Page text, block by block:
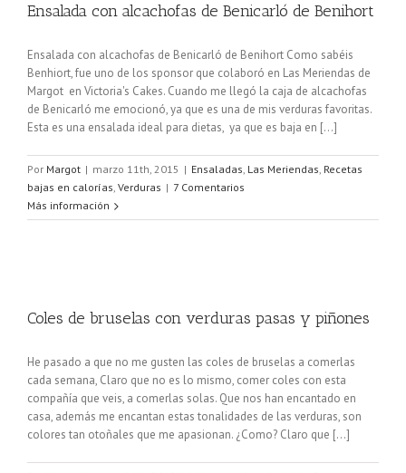
Ensalada con alcachofas de Benicarló de Benihort
Ensalada con alcachofas de Benicarló de Benihort Como sabéis
Benhiort, fue uno de los sponsor que colaboró en Las Meriendas de
Margot en Victoria's Cakes. Cuando me llegó la caja de alcachofas
de Benicarló me emocionó, ya que es una de mis verduras favoritas.
Esta es una ensalada ideal para dietas, ya que es baja en [...]
Por Margot | marzo 11th, 2015 | Ensaladas, Las Meriendas, Recetas
bajas en calorías, Verduras | 7 Comentarios
Más información
Coles de bruselas con verduras pasas y piñones
He pasado a que no me gusten las coles de bruselas a comerlas
cada semana, Claro que no es lo mismo, comer coles con esta
compañía que veis, a comerlas solas. Que nos han encantado en
casa, además me encantan estas tonalidades de las verduras, son
colores tan otoñales que me apasionan. ¿Como? Claro que [...]